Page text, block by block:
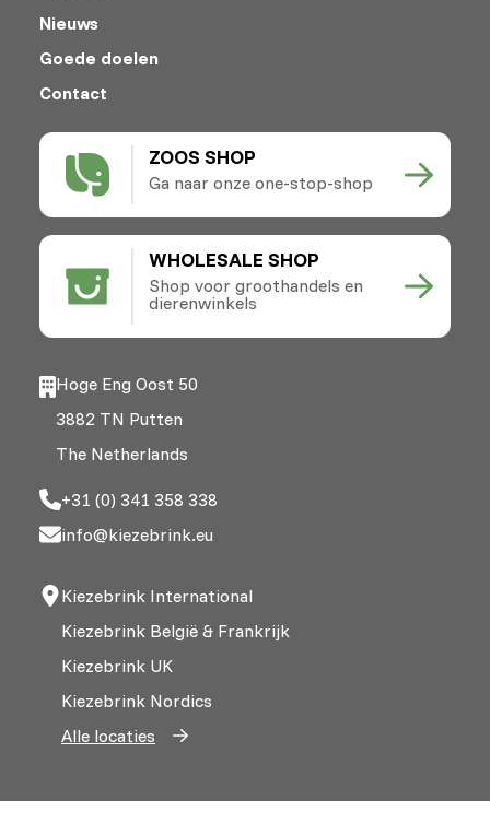
ZOOS SHOP
Ga naar onze one-stop-shop
WHOLESALE SHOP
Shop voor groothandels en
dierenwinkels
Nieuws
Goede doelen
Contact
Hoge Eng Oost 50
3882 TN Putten
The Netherlands
+31 (0) 341 358 338
info@kiezebrink.eu
Kiezebrink International
Kiezebrink België & Frankrijk
Kiezebrink UK
Kiezebrink Nordics
Alle locaties